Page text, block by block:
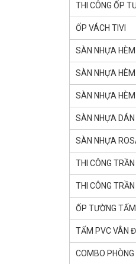
THI CÔNG ỐP
ỐP VÁCH TIVI
SÀN NHỰA
SÀN NHỰA
SÀN NHỰA
SÀN NHỰA
SÀN NHỰA
THI CÔNG
THI CÔNG
ỐP TƯỜNG
TẤM PVC VÂN
COMBO PHÒNG